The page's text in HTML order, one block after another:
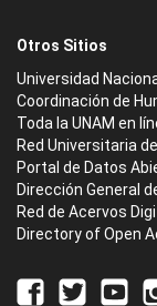
Otros Sitios
Universidad
Coordinación de
Toda la UNAM en
Red Universitaria
Portal de Datos
Dirección General
Red de Acervos
Directory of Open